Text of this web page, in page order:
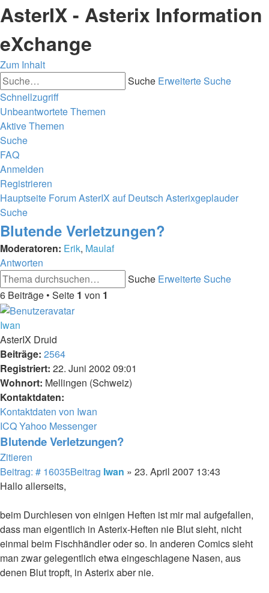
AsterIX - Asterix Information
eXchange
Zum Inhalt
Suche Erweiterte Suche
Schnellzugriff
Unbeantwortete Themen
Aktive Themen
Suche
FAQ
Anmelden
Registrieren
Hauptseite ForumAsterIX auf Deutsch Asterixgeplauder
Suche
Blutende Verletzungen?
Moderatoren: Erik, Maulaf
Antworten
Suche Erweiterte Suche
6 Beiträge • Seite 1 von 1
Iwan
AsterIX Druid
Beiträge: 2564
Registriert: 22. Juni 2002 09:01
Wohnort: Mellingen (Schweiz)
Kontaktdaten:
Kontaktdaten von Iwan
ICQYahoo Messenger
Blutende Verletzungen?
Zitieren
Beitrag: # 16035Beitrag Iwan » 23. April 2007 13:43
Hallo allerseits,
beim Durchlesen von einigen Heften ist mir mal aufgefallen,
dass man eigentlich in Asterix-Heften nie Blut sieht, nicht
einmal beim Fischhändler oder so. In anderen Comics sieht
man zwar gelegentlich etwa eingeschlagene Nasen, aus
denen Blut tropft, in Asterix aber nie.